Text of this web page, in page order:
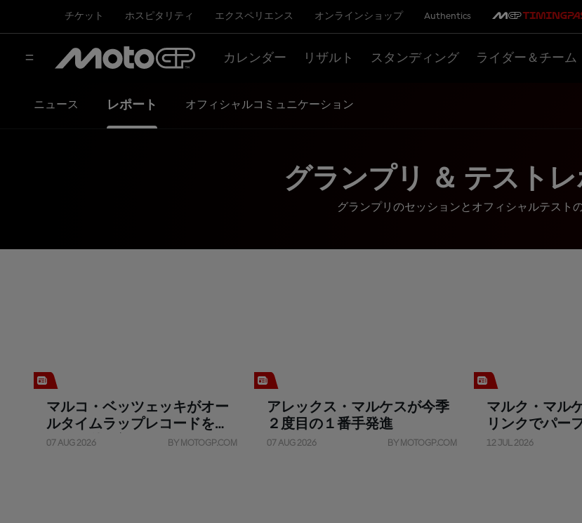
チケット ホスピタリティ エクスペリエンス オンラインショップ Authentics
カレンダー リザルト スタンディング ライダー＆チーム
ニュース レポート オフィシャルコミュニケーション
グランプリ ＆ テストレ
グランプリのセッションとオフィシャルテスト
マルコ・ベッツェッキがオー
ルタイムラップレコードをコ
ンマ９秒更新
07 AUG 2026 BY MOTOGP.COM
アレックス・マルケスが今季
２度目の１番手発進
07 AUG 2026 BY MOTOGP.COM
マルク・マル
リンクでパー
12 JUL 2026